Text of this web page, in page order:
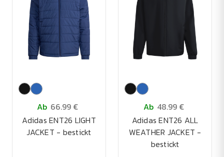
Ab 66.99 €
Adidas ENT26 LIGHT
JACKET - bestickt
Ab 48.99 €
Adidas ENT26 ALL
WEATHER JACKET -
bestickt